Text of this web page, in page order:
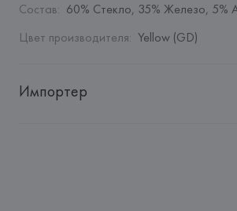
Состав: 60% Стекло, 35% Железо, 5%
Цвет производителя: Yellow (GD)
Импортер